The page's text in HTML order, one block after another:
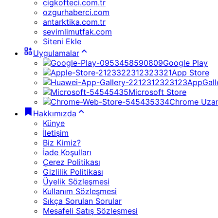
cigkofteci.com.tr
ozgurhaberci.com
antarktika.com.tr
sevimlimutfak.com
Siteni Ekle
Uygulamalar
Google Play
App Store
Microsoft Store
Chrome
Hakkımızda
Künye
İletişim
Biz Kimiz?
İade Koşulları
Çerez Politikası
Gizlilik Politikası
Üyelik Sözleşmesi
Kullanım Sözleşmesi
Sıkça Sorulan Sorular
Mesafeli Satış Sözleşmesi